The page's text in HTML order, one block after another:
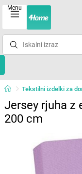
Menu
Tekstilni izdelki za
Jersey rjuha z
200 cm